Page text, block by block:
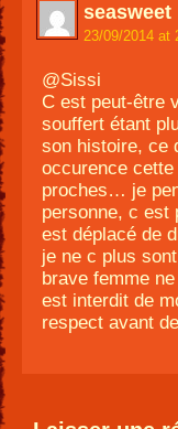
seasweet
23/09/2014 at
@Sissi
C est peut-être
souffert étant
son histoire, ce
occurence
proches… je
personne, c est
est déplacé de
je ne c plus
brave femme
est interdit de
respect avant